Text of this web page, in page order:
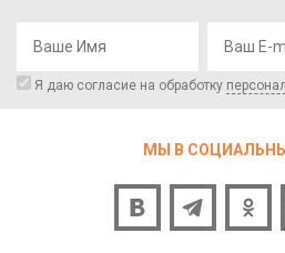
Я даю согласие на обработку
МЫ В